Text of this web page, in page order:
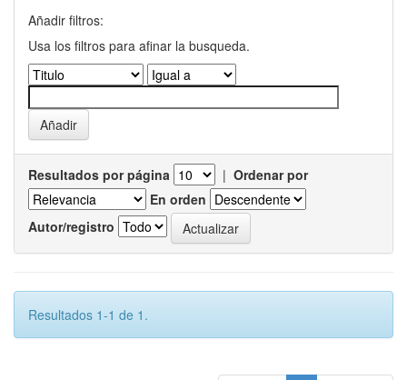
Añadir filtros:
Usa los filtros para afinar la busqueda.
Resultados por página | Ordenar por
En orden
Autor/registro
Resultados 1-1 de 1.